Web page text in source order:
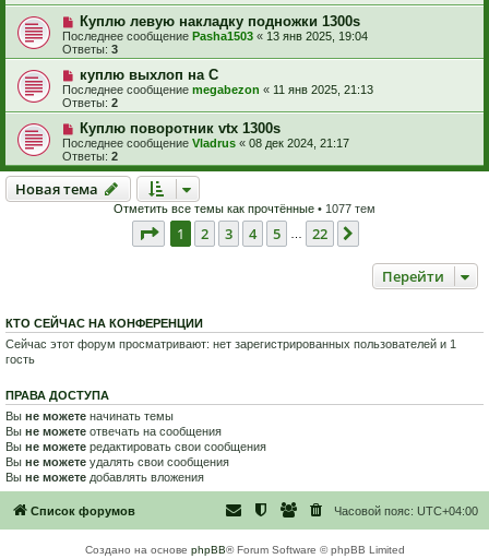
Куплю левую накладку подножки 1300s
Последнее сообщение Pasha1503 « 13 янв 2025, 19:04
Ответы: 3
куплю выхлоп на С
Последнее сообщение megabezon « 11 янв 2025, 21:13
Ответы: 2
Куплю поворотник vtx 1300s
Последнее сообщение Vladrus « 08 дек 2024, 21:17
Ответы: 2
Новая тема
Новаятема
Отметить все темы как прочтённые • 1077 тем
Страница из 22
1 2 3 4 5 … 22
Перейти
КТО СЕЙЧАС НА КОНФЕРЕНЦИИ
Сейчас этот форум просматривают: нет зарегистрированных пользователей и 1
гость
ПРАВА ДОСТУПА
Вы не можете начинать темы
Вы не можете отвечать на сообщения
Вы не можете редактировать свои сообщения
Вы не можете удалять свои сообщения
Вы не можете добавлять вложения
Список форумов Часовой пояс: UTC+04:00
Создано на основе phpBB® Forum Software © phpBB Limited